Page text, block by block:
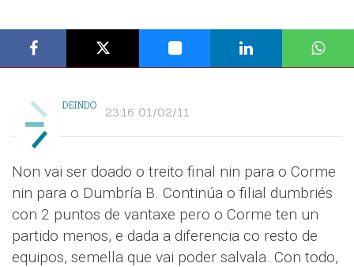
DEINDO 23:16 01/02/11
Non vai ser doado o treito final nin para o Corme
nin para o Dumbría B. Continúa o filial dumbriés
con 2 puntos de vantaxe pero o Corme ten un
partido menos, e dada a diferencia co resto de
equipos, semella que vai poder salvala. Con todo,